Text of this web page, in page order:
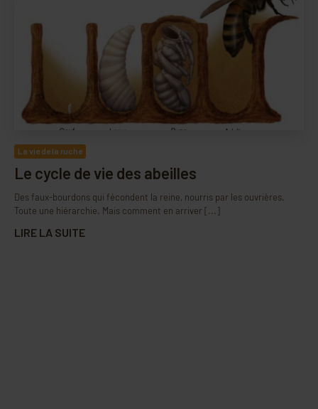
La vie de la ruche
Le cycle de vie des abeilles
Des faux-bourdons qui fécondent la reine, nourris par les ouvrières.
Toute une hiérarchie. Mais comment en arriver [...]
LIRE LA SUITE